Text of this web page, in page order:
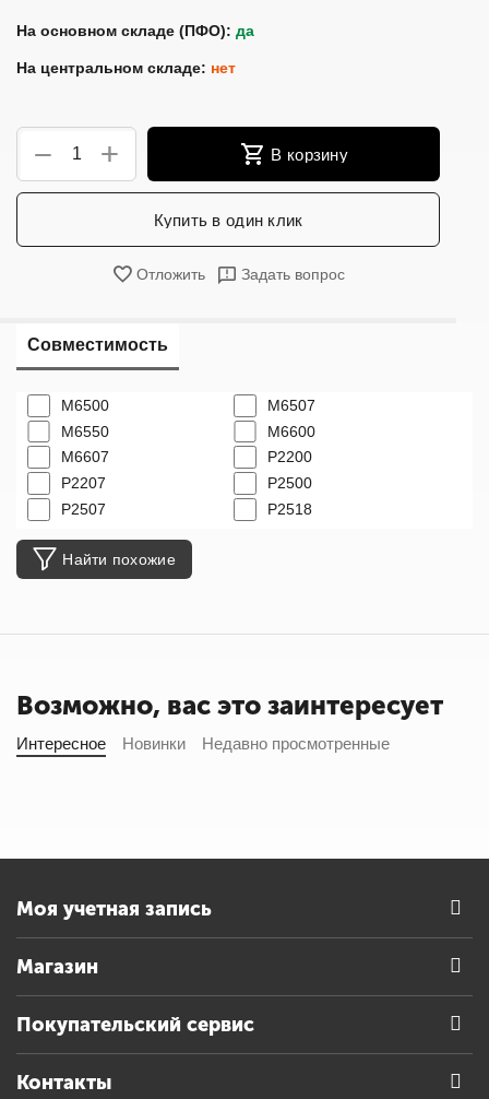
На основном складе (ПФО): да
На центральном складе: нет
+
− В корзину
Купить в один клик
Отложить Задать вопрос
Совместимость
M6500
M6507
M6550
M6600
M6607
P2200
P2207
P2500
P2507
P2518
Найти похожие
Возможно, вас это заинтересует
Интересное Новинки Недавно просмотренные
Моя учетная запись
Магазин
Покупательский сервис
Контакты